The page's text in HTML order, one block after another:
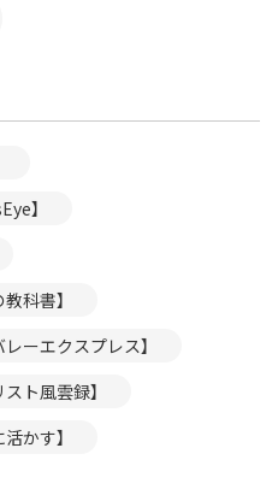
】
科書】
ーエクスプレス】
ト風雲録】
かす】